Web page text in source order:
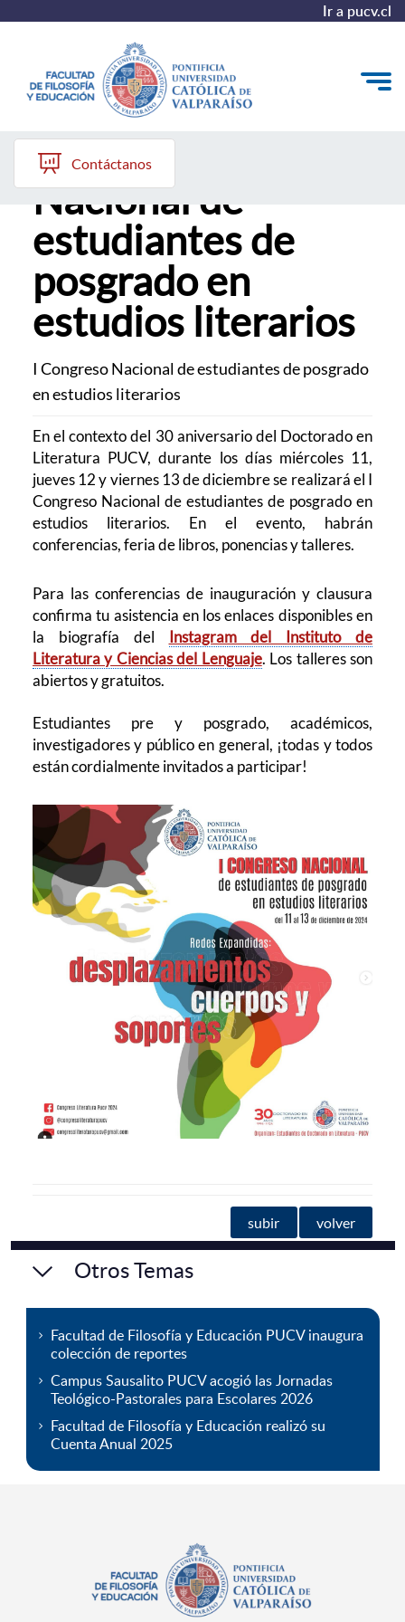
Ir a pucv.cl
Quiénes somos
Líneas de trabajo 2025-2028
Historia
Proyecto Conocimientos 2030
Contáctanos
I Congreso
Nacional de
estudiantes de
posgrado en
estudios literarios
I Congreso Nacional de estudiantes de posgrado
en estudios literarios
En el contexto del 30 aniversario del Doctorado en
Literatura PUCV, durante los días miércoles 11,
jueves 12 y viernes 13 de diciembre se realizará el I
Congreso Nacional de estudiantes de posgrado en
estudios literarios. En el evento, habrán
conferencias, feria de libros, ponencias y talleres.
Para las conferencias de inauguración y clausura
confirma tu asistencia en los enlaces disponibles en
la biografía del
Instagram del Instituto de
Literatura y Ciencias del Lenguaje. Los talleres son
abiertos y gratuitos.
Estudiantes pre y posgrado, académicos,
investigadores y público en general, ¡todas y todos
están cordialmente invitados a participar!
subir volver
Otros Temas
Facultad de Filosofía y Educación PUCV inaugura
colección de reportes
Campus Sausalito PUCV acogió las Jornadas
Teológico-Pastorales para Escolares 2026
Facultad de Filosofía y Educación realizó su
Cuenta Anual 2025